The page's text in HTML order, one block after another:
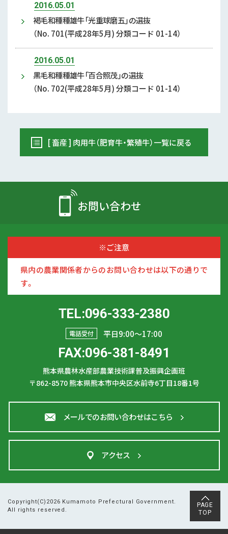
2016.05.01
褐毛和種種雄牛「光重球磨五」の選抜
（No. 701(平成28年5月) 分類コード 01-14）
2016.05.01
黒毛和種種雄牛「百合照茂」の選抜
（No. 702(平成28年5月) 分類コード 01-14）
[ 畜産 ] 肉用牛（肥育牛・繁殖牛）一覧に戻る
お問い合わせ
※ご注意
県内の農業関係者からのお問い合わせは以下の通りで
す。
TEL:096-333-2380
電話受付 平日9:00〜17:00
FAX:096-381-8491
熊本県農林水産部農業技術課普及振興企画班
〒862-8570熊本県熊本市中央区水前寺6丁目18番1号
メールでのお問い合わせはこちら
アクセス
Copyright(C)2026 Kumamoto Prefectural Government.
All rights reserved.
PAGE
TOP